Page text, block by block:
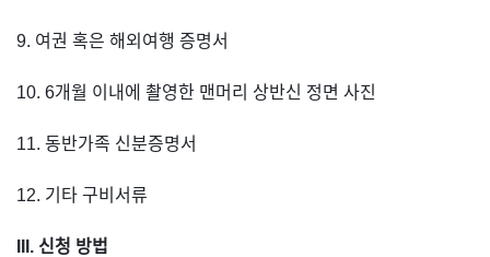
9. 여권 혹은 해외여행 증명서
10. 6개월 이내에 촬영한 맨머리 상반신 정면 사진
11. 동반가족 신분증명서
12. 기타 구비서류
III. 신청 방법